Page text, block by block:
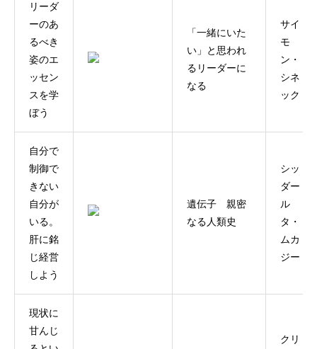
リーダ
ーのあ
るべき
姿のエ
ッセン
スを学
ぼう
「一緒にいた
い」と思われ
るリーダーに
なる
サイ
モ
ン・
シネ
ック
自分で
制御で
きない
自分が
いる。
肝に銘
じ経営
しよう
遺伝子 親密
なる人類史
シッ
ダー
ル
タ・
ムカ
ジー
現状に
甘んじ
クリ